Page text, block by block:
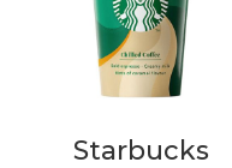
Starbucks